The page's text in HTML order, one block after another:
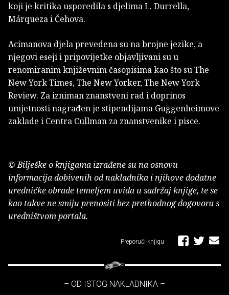
koji je kritika usporedila s djelima L. Durrella,
Márqueza i Čehova.
Acimanova djela prevedena su na brojne jezike, a
njegovi eseji i pripovijetke objavljivani su u
renomiranim književnim časopisima kao što su The
New York Times, The New Yorker, The New York
Review. Za izniman znanstveni rad i doprinos
umjetnosti nagrađen je stipendijama Guggenheimove
zaklade i Centra Cullman za znanstvenike i pisce.
© Bilješke o knjigama izrađene su na osnovu
informacija dobivenih od nakladnika i njihove dodatne
uredničke obrade temeljem uvida u sadržaj knjige, te se
kao takve ne smiju prenositi bez prethodnog dogovora s
uredništvom portala.
Preporuči knjigu
– OD ISTOG NAKLADNIKA –